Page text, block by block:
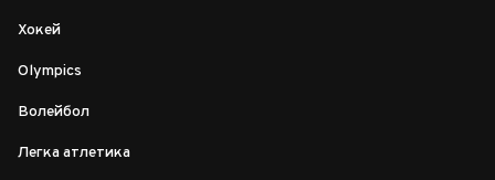
Хокей
Olympics
Волейбол
Легка атлетика